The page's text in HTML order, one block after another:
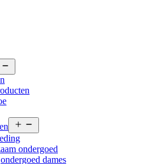
menu
menu
ondergoed
ondergoed dames